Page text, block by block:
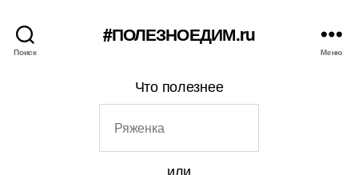
Поиск
#ПОЛЕЗНОЕДИМ.ru
Меню
Что полезнее
или